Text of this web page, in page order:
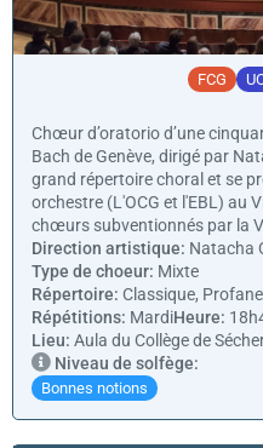
FCG
Chœur d’oratorio d’une
Bach de Genève, dirigé par
grand répertoire choral et se
orchestre (L'OCG et l'EBL) au
chœurs subventionnés par la
Direction artistique: Natacha
Type de choeur: Mixte
Répertoire: Classique,
Répétitions: MardiHeure:
Lieu: Aula du Collège de
Niveau de solfège:
Bonnes notions